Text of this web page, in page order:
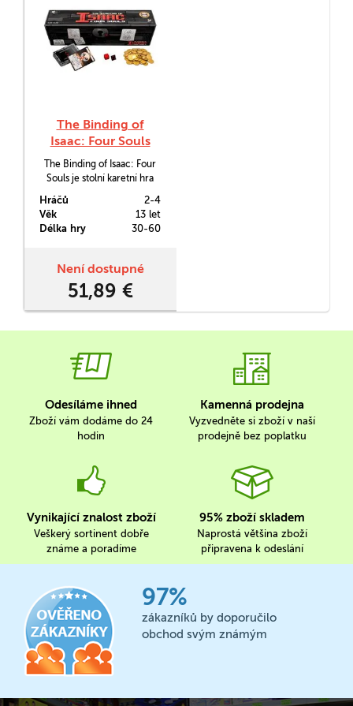
The Binding of
Isaac: Four Souls
(Second Edition)
The Binding of Isaac: Four
Souls je stolní karetní hra
zradách a hromadění všeho.
Vychází ze stejnojmenného
monumentálního
oficiální karetní hra byla
poprvé vydána v roce 2018.
Hráčů
2-4
Věk
13 let
Délka hry
30-60
Není dostupné
51,89 €
Odesíláme ihned
Zboží vám dodáme do 24
hodin
Kamenná prodejna
Vyzvedněte si zboží v naší
prodejně bez poplatku
Vynikající znalost zboží
Veškerý sortinent dobře
známe a poradíme
95% zboží skladem
Naprostá většina zboží
připravena k odeslání
97%
zákazníků by doporučilo
obchod svým známým